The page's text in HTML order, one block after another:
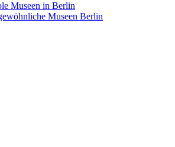
Museen in Berlin
Museen Berlin